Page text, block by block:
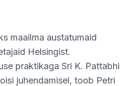
maailma austatumaid
Helsingist.
praktikaga Sri K. Pattabhi
juhendamisel, toob Petri